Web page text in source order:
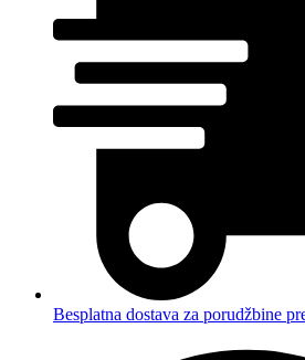
Besplatna dostava za porudžbine